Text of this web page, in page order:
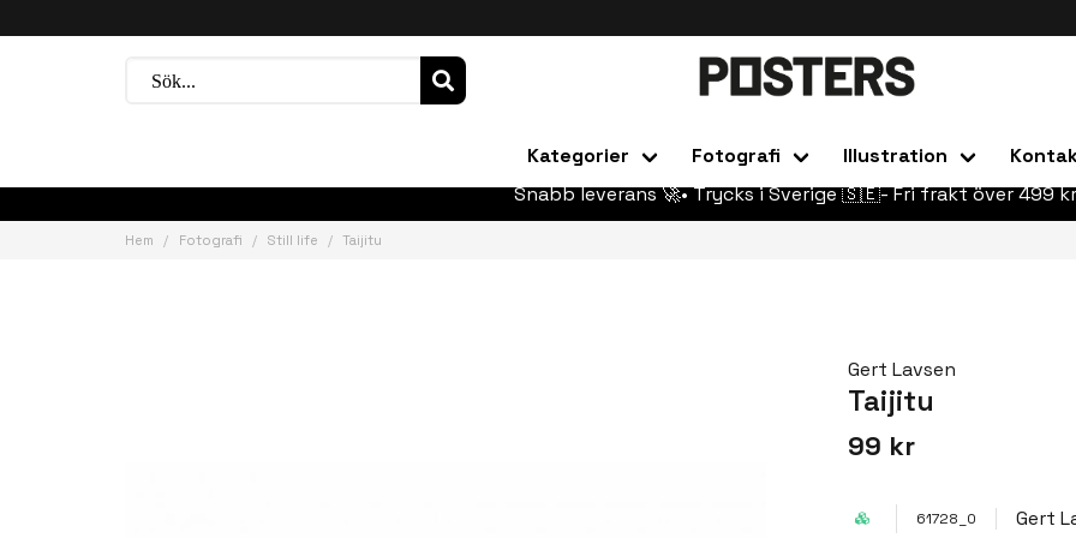
Kategorier Fotografi Illustration
Snabb leverans 🚀• Trycks i Sverige 🇸🇪- Fri frakt över 499
Hem Fotografi Still life Taijitu
Gert Lavsen
Taijitu
99 kr
61728_0 Gert